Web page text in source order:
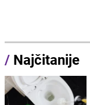
/ Najčitanije